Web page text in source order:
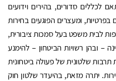
סדורים, בהירים וידועים
ומעצרים הפוגעים בחירות
לבית משפט בעל סמכות ציבורית,
– ובהן רשויות הביטחון – להימנע
שלטונית של פעולה ביטחונית
יתרה מזאת, בהיעדר שלטון חוק